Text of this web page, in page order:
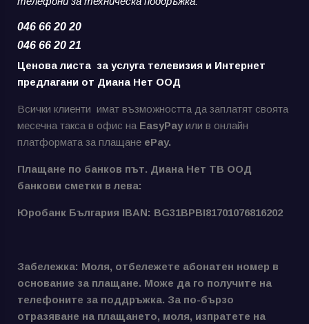
046 66 20 20
046 66 20 21
Ценова листа за услуга телевизия и Интернет
предлагани от Диана Нет ООД
Всички клиенти имат възможността да заплатят своята
месечна такса в офис на EasyPayили в онлайн
платформата за плащане ePay.
Плащане по банков път. Диана Нет ТВ ООД
банкови сметки в лева:
Юробанк България IBAN: BG31BPBI81701076816202
Забележка: Моля, отбележете абонатен номер в
основание за плащане. Може да го получите на
телефоните за поддръжка. За по-бързо
отразяване на плащането, моля, изпратете на